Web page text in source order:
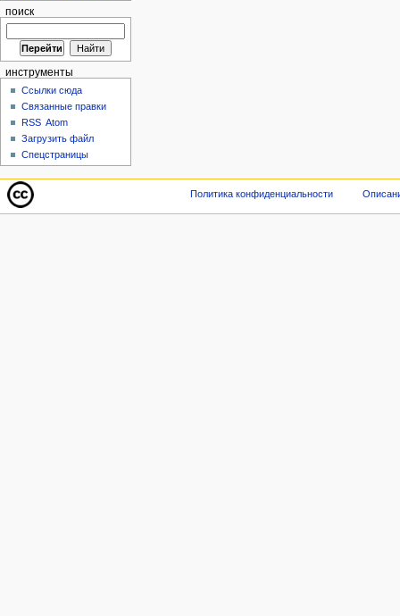
поиск
инструменты
Ссылки сюда
Связанные правки
RSS Atom
Загрузить файл
Спецстраницы
Политика конфиденциальности